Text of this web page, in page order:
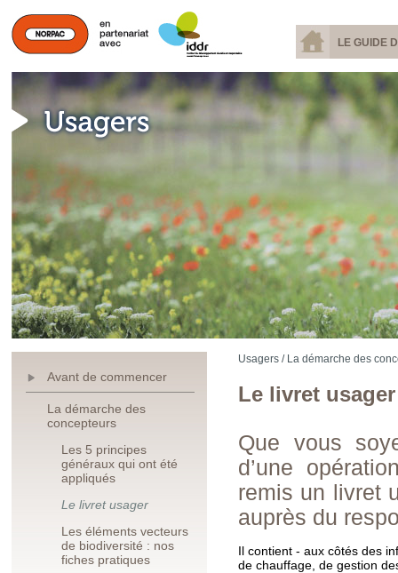
LE GUIDE
Avant de commencer
La démarche des
concepteurs
Les 5 principes
généraux qui ont été
appliqués
Le livret usager
Les éléments vecteurs
de biodiversité : nos
fiches pratiques
Usagers /La démarche des
Le livret usager
Que vous
d’une
remis un livret
auprès du
Il contient - aux côtés des
de chauffage, de gestion